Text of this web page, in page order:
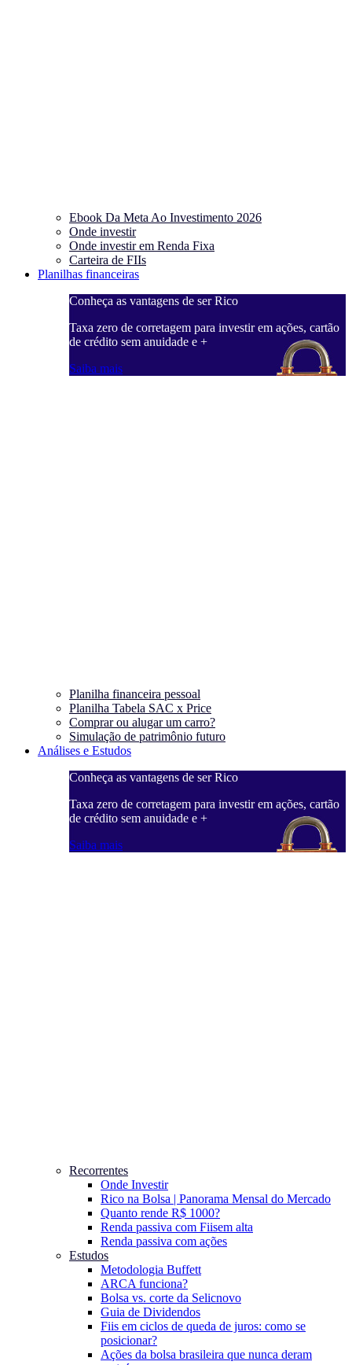
Ebook Da Meta Ao Investimento 2026
Onde investir
Onde investir em Renda Fixa
Carteira de FIIs
Planilhas financeiras
Conheça as vantagens de ser Rico
Taxa zero de corretagem para investir em ações, cartão
de crédito sem anuidade e +
Saiba mais
Planilha financeira pessoal
Planilha Tabela SAC x Price
Comprar ou alugar um carro?
Simulação de patrimônio futuro
Análises e Estudos
Conheça as vantagens de ser Rico
Taxa zero de corretagem para investir em ações, cartão
de crédito sem anuidade e +
Saiba mais
Recorrentes
Onde Investir
Rico na Bolsa | Panorama Mensal do Mercado
Quanto rende R$ 1000?
Renda passiva com Fiisem alta
Renda passiva com ações
Estudos
Metodologia Buffett
ARCA funciona?
Bolsa vs. corte da Selicnovo
Guia de Dividendos
Fiis em ciclos de queda de juros: como se
posicionar?
Ações da bolsa brasileira que nunca deram